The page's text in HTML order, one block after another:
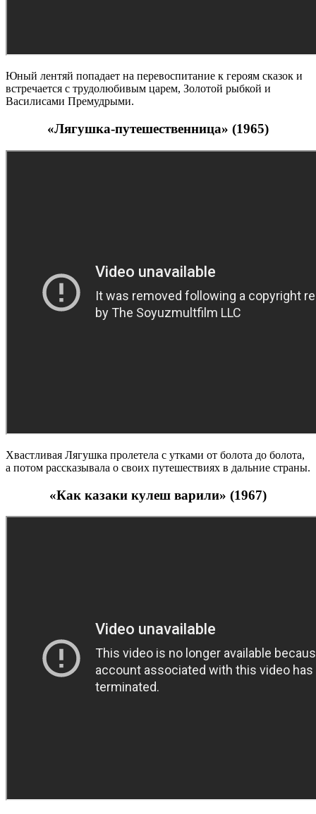
Юный лентяй попадает на перевоспитание к героям сказок и
встречается с трудолюбивым царем, Золотой рыбкой и
Василисами Премудрыми.
«Лягушка-путешественница» (1965)
Хвастливая Лягушка пролетела с утками от болота до болота,
а потом рассказывала о своих путешествиях в дальние страны.
«Как казаки кулеш варили» (1967)